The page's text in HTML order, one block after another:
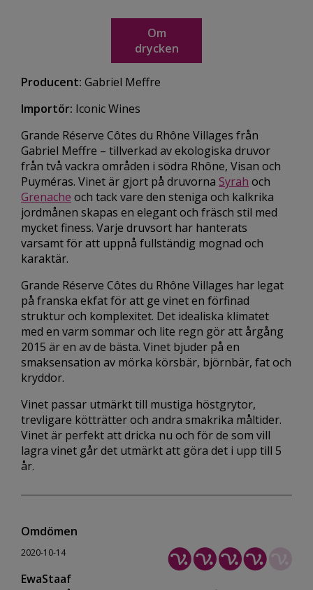
Om
drycken
Producent: Gabriel Meffre
Importör: Iconic Wines
Grande Réserve Côtes du Rhône Villages från
Gabriel Meffre – tillverkad av ekologiska druvor
från två vackra områden i södra Rhône, Visan och
Puyméras. Vinet är gjort på druvorna Syrah och
Grenache och tack vare den steniga och kalkrika
jordmånen skapas en elegant och fräsch stil med
mycket finess. Varje druvsort har hanterats
varsamt för att uppnå fullständig mognad och
karaktär.
Grande Réserve Côtes du Rhône Villages har legat
på franska ekfat för att ge vinet en förfinad
struktur och komplexitet. Det idealiska klimatet
med en varm sommar och lite regn gör att årgång
2015 är en av de bästa. Vinet bjuder på en
smaksensation av mörka körsbär, björnbär, fat och
kryddor.
Vinet passar utmärkt till mustiga höstgrytor,
trevligare kötträtter och andra smakrika måltider.
Vinet är perfekt att dricka nu och för de som vill
lagra vinet går det utmärkt att göra det i upp till 5
år.
Omdömen
2020-10-14
EwaStaaf